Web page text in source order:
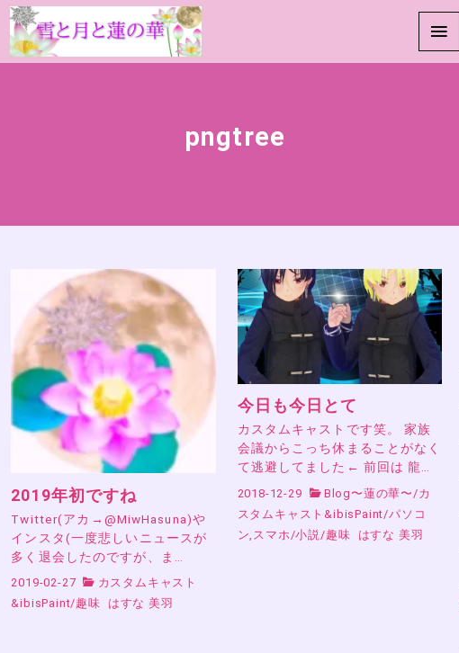
pngtree
2019年初ですね
Twitter(アカ→@MiwHasuna)や
インスタ(一度悲しいニュースが
多く退会したのですが、ま…
2019-02-27
カスタムキャスト
&ibisPaint/趣味 はすな 美羽
今日も今日とて
カスタムキャストです笑。 家族
会議からこっち休まることがなく
て逃避してました← 前回は 龍…
2018-12-29 Blog〜蓮の華〜 /カ
スタムキャスト&ibisPaint/パソコ
ン,スマホ /小説 /趣味 はすな 美羽